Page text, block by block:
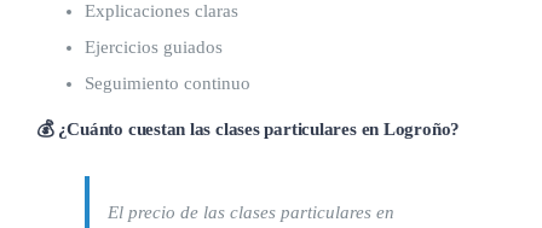
Explicaciones claras
Ejercicios guiados
Seguimiento continuo
💰 ¿Cuánto cuestan las clases particulares en Logroño?
El precio de las clases particulares en